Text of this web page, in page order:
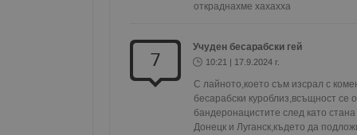
откраднахме хахахха
7
Учуден бесарабски гей
10:21 | 17.9.2024 г.
С лайното,което съм изсрал с
бесарабски куроблиз,всъщност се
бандеронацистите след като
Донецк и Луганск,където да
receive-cookie-